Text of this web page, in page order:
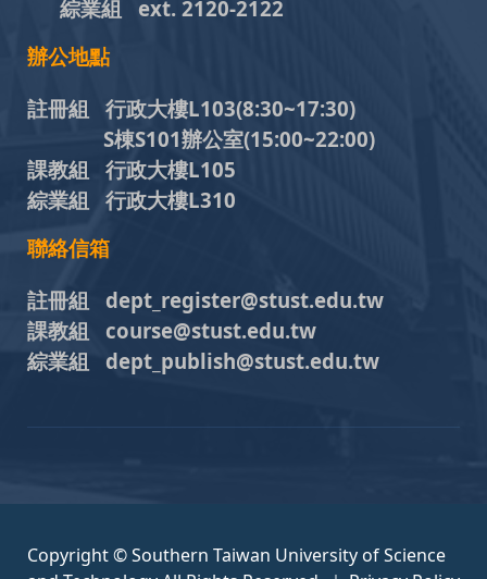
綜業組
ext. 2120-2122
辦公地點
註冊組 行政大樓L103(8:30~17:30)
S棟S101辦公室(15:00~22:00)
課教組 行政大樓L105
綜業組 行政大樓L310
聯絡信箱
註冊組 dept_register@stust.edu.tw
課教組 course@stust.edu.tw
綜業組 dept_publish@stust.edu.tw
Copyright © Southern Taiwan University of Science